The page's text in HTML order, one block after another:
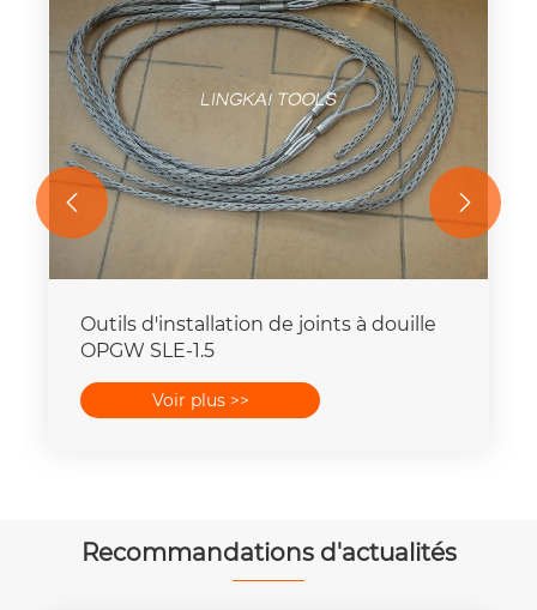
Outils d'installation de joints à douille
OPGW SLE-1.5
Voir plus >>
 
Recommandations d'actualités